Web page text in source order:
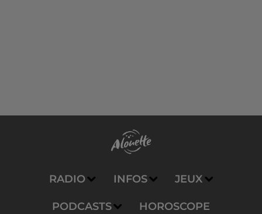
RADIO INFOS JEUX
PODCASTS HOROSCOPE